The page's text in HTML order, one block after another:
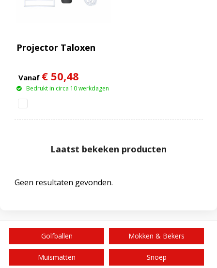
Projector Taloxen
Vanaf € 50,48
Bedrukt in circa 10 werkdagen
Laatst bekeken producten
Geen resultaten gevonden.
Golfballen Mokken & Bekers
Muismatten Snoep